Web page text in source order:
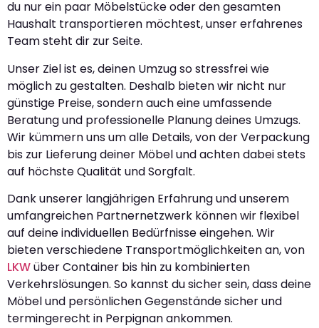
du nur ein paar Möbelstücke oder den gesamten
Haushalt transportieren möchtest, unser erfahrenes
Team steht dir zur Seite.
Unser Ziel ist es, deinen Umzug so stressfrei wie
möglich zu gestalten. Deshalb bieten wir nicht nur
günstige Preise, sondern auch eine umfassende
Beratung und professionelle Planung deines Umzugs.
Wir kümmern uns um alle Details, von der Verpackung
bis zur Lieferung deiner Möbel und achten dabei stets
auf höchste Qualität und Sorgfalt.
Dank unserer langjährigen Erfahrung und unserem
umfangreichen Partnernetzwerk können wir flexibel
auf deine individuellen Bedürfnisse eingehen. Wir
bieten verschiedene Transportmöglichkeiten an, von
LKWüber Container bis hin zu kombinierten
Verkehrslösungen. So kannst du sicher sein, dass deine
Möbel und persönlichen Gegenstände sicher und
termingerecht in Perpignan ankommen.